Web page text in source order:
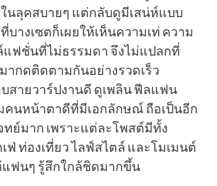
นลุคสบายๆ แต่กลับดูมีเสน่ห์แบบ
างเซตก็เผยให้เห็นความเท่ ความ
แฟชั่นที่ไม่ธรรมดา จึงไม่แปลกที่
ากดติดตามกันอย่างรวดเร็ว
สายวาร์ปงานดี ดูเพลิน ฟีลแฟน
นหน้าตาดีที่มีเอกลักษณ์ ถือเป็นอีก
ย์มาก เพราะแต่ละโพสต์มีทั้ง
ฟ่ ท่องเที่ยว ไลฟ์สไตล์ และโมเมนต์
ฟนๆ รู้สึกใกล้ชิดมากขึ้น